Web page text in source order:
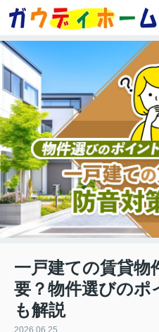
一戸建ての賃貸物
要？物件選びのポ
も解説
2026.06.25